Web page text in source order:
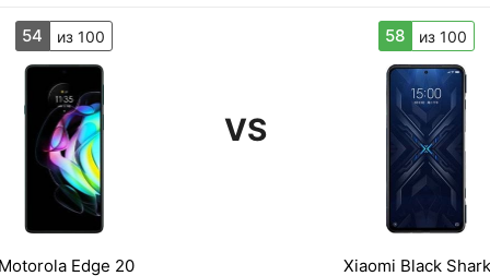
54 из 100
VS
58 из 100
Motorola Edge 20 Xiaomi Black